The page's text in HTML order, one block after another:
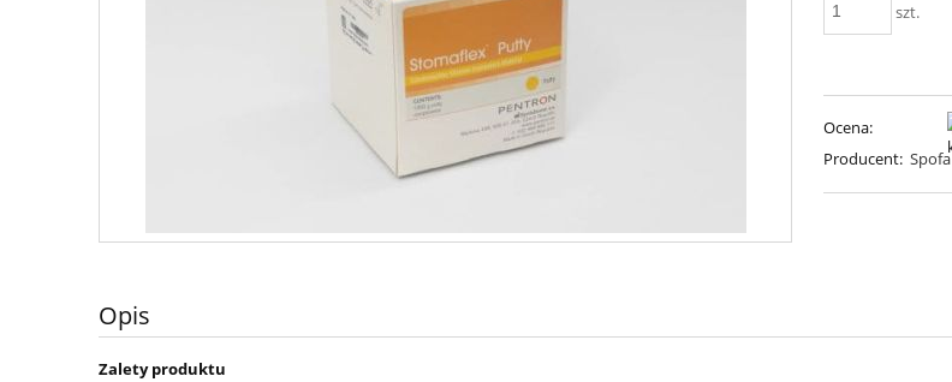
szt.
Ocena:
Producent: Spofa
Opis
Zalety produktu